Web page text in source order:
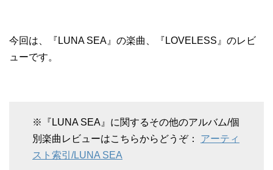
今回は、『LUNA SEA』の楽曲、『LOVELESS』のレビ
ューです。
※『LUNA SEA』に関するその他のアルバム/個
別楽曲レビューはこちらからどうぞ： アーティ
スト索引/LUNA SEA